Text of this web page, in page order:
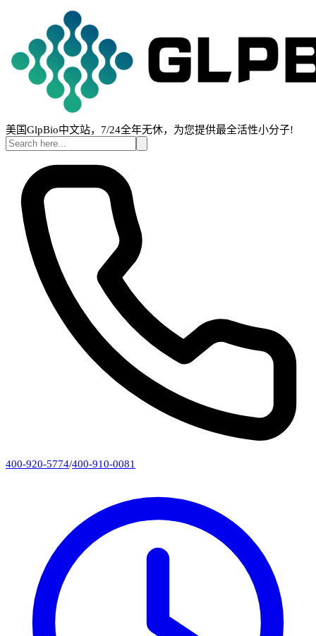
美国GlpBio中文站，7/24全年无休，为您提供最全活性小分子!
400-920-5774/400-910-0081